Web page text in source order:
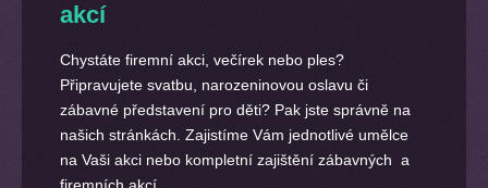
akcí
Chystáte firemní akci, večírek nebo ples?
Připravujete svatbu, narozeninovou oslavu či
zábavné představení pro děti? Pak jste správně na
našich stránkách. Zajistíme Vám jednotlivé umělce
na Vaši akci nebo kompletní zajištění zábavných a